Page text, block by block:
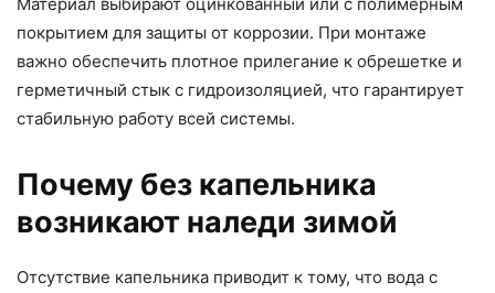
покрытием для защиты от коррозии. При монтаже
важно обеспечить плотное прилегание к обрешетке и
герметичный стык с гидроизоляцией, что гарантирует
стабильную работу всей системы.
Почему без капельника
возникают наледи зимой
Отсутствие капельника приводит к тому, что вода с